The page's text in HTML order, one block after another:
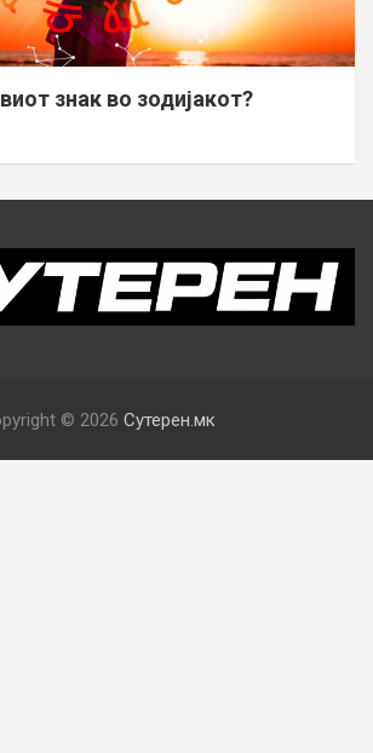
знак во зодијакот?
© 2026 Сутерен.мк